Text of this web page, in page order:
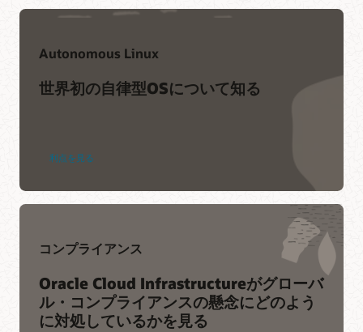
いますぐ参加する
管理へのアプローチの詳細については、Oracle Cloud
Infrastructureをご覧ください。
eBook：ゼロトラストで実現する最大のレジリエンス
eBook: クラウドのライフサイクル全体を通じてデータを
安全に保つ
キュリティ・アーキテクチャ（PDF）
技術概要: Oracle Cloud Guardの概要（PDF）
Autonomous Linux
世界初の自律型OSについて知る
利点を見る
コンプライアンス
Oracle Cloud Infrastructureがグローバ
ル・コンプライアンスの懸念にどのよう
に対処しているかを見る